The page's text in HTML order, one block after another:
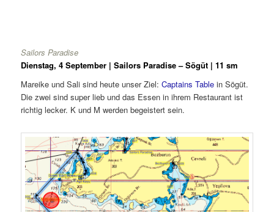
Sailors Paradise
Dienstag, 4 September | Sailors Paradise – Sögüt | 11 sm
Mareike und Sali sind heute unser Ziel:Captains Table in Sögüt.
Die zwei sind super lieb und das Essen in ihrem Restaurant ist
richtig lecker. K und M werden begeistert sein.